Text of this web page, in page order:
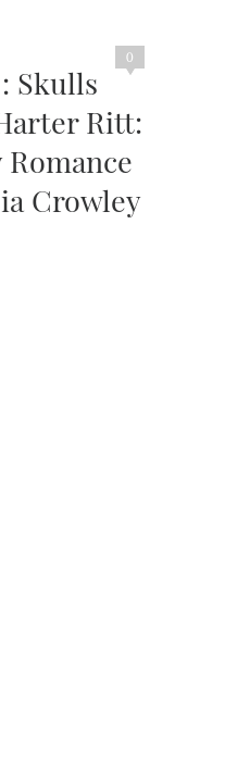
0
Skulls
Ritt:
Crowley